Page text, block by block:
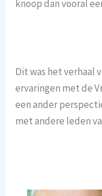
knoop dan vooral
Dit was het verhaal
ervaringen met de
een ander
met andere leden